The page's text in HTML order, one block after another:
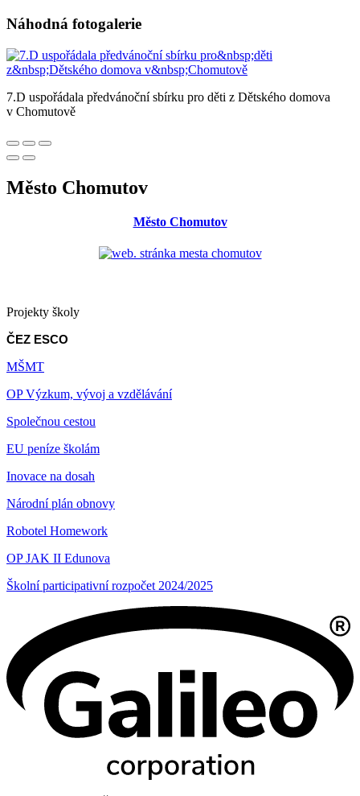
Náhodná fotogalerie
7.D uspořádala předvánoční sbírku pro děti z Dětského domova
v Chomutově
Město Chomutov
Město Chomutov
Projekty školy
ČEZ ESCO
MŠMT
OP Výzkum, vývoj a vzdělávání
Společnou cestou
EU peníze školám
Inovace na dosah
Národní plán obnovy
Robotel Homework
OP JAK II Edunova
Školní participativní rozpočet 2024/2025